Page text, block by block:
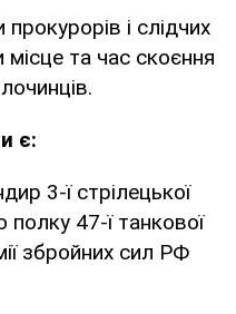
і слідчих
та час скоєння
є:
3-ї стрілецької
47-ї танкової
збройних сил РФ